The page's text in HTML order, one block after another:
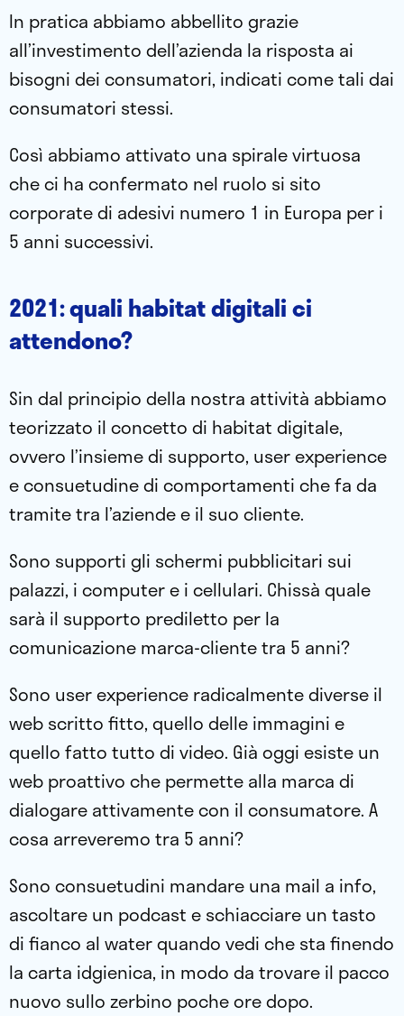
In pratica abbiamo abbellito grazie
all’investimento dell’azienda la risposta ai
bisogni dei consumatori, indicati come tali dai
consumatori stessi.
Così abbiamo attivato una spirale virtuosa
che ci ha confermato nel ruolo si sito
corporate di adesivi numero 1 in Europa per i
5 anni successivi.
2021: quali habitat digitali ci
attendono?
Sin dal principio della nostra attività abbiamo
teorizzato il concetto di habitat digitale,
ovvero l’insieme di supporto, user experience
e consuetudine di comportamenti che fa da
tramite tra l’aziende e il suo cliente.
Sono supporti gli schermi pubblicitari sui
palazzi, i computer e i cellulari. Chissà quale
sarà il supporto prediletto per la
comunicazione marca-cliente tra 5 anni?
Sono user experience radicalmente diverse il
web scritto fitto, quello delle immagini e
quello fatto tutto di video. Già oggi esiste un
web proattivo che permette alla marca di
dialogare attivamente con il consumatore. A
cosa arreveremo tra 5 anni?
Sono consuetudini mandare una mail a info,
ascoltare un podcast e schiacciare un tasto
di fianco al water quando vedi che sta finendo
la carta idgienica, in modo da trovare il pacco
nuovo sullo zerbino poche ore dopo.